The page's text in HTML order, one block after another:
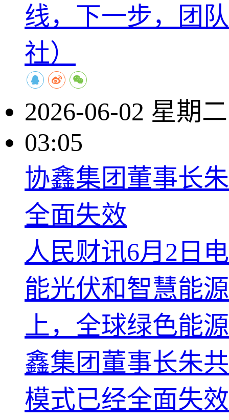
线，下一步，团
社）
2026-06-02 星期二
03:05
协鑫集团董事长
全面失效
人民财讯6月2日
能光伏和智慧能
上，全球绿色能
鑫集团董事长朱
模式已经全面失